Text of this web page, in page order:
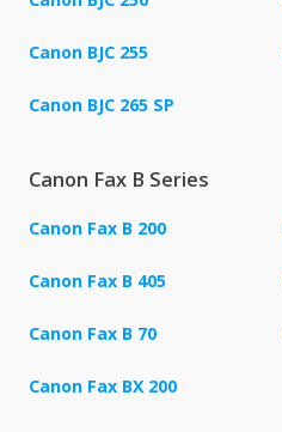
Canon BJC 255
Canon BJC 265 SP
Canon Fax B Series
Canon Fax B 200
Canon Fax B 405
Canon Fax B 70
Canon Fax BX 200